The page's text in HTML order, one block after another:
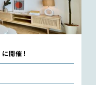
開催！